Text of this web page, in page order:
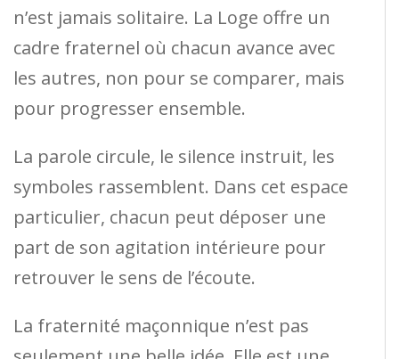
n’est jamais solitaire. La Loge offre un
cadre fraternel où chacun avance avec
les autres, non pour se comparer, mais
pour progresser ensemble.
La parole circule, le silence instruit, les
symboles rassemblent. Dans cet espace
particulier, chacun peut déposer une
part de son agitation intérieure pour
retrouver le sens de l’écoute.
La fraternité maçonnique n’est pas